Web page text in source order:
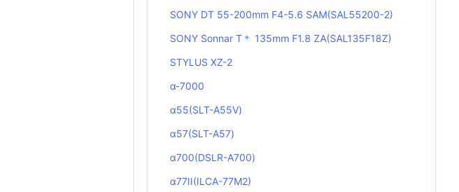
SONY DT 55-200mm F4-5.6 SAM(SAL55200-2)
SONY Sonnar T＊ 135mm F1.8 ZA(SAL135F18Z)
STYLUS XZ-2
α-7000
α55(SLT-A55V)
α57(SLT-A57)
α700(DSLR-A700)
α77II(ILCA-77M2)